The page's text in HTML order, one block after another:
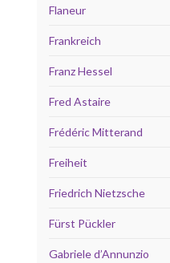
Flaneur
Frankreich
Franz Hessel
Fred Astaire
Frédéric Mitterand
Freiheit
Friedrich Nietzsche
Fürst Pückler
Gabriele d’Annunzio